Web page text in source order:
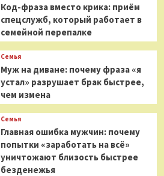
Код-фраза вместо крика: приём
спецслужб, который работает в
семейной перепалке
Семья
Муж на диване: почему фраза «я
устал» разрушает брак быстрее,
чем измена
Семья
Главная ошибка мужчин: почему
попытки «заработать на всё»
уничтожают близость быстрее
безденежья